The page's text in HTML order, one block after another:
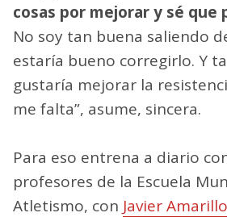
cosas por mejorar y sé que
No soy tan buena saliendo
estaría bueno corregirlo. Y
gustaría mejorar la
me falta”, asume, sincera.
Para eso entrena a diario
profesores de la Escuela
Atletismo, con Javier Amarillo